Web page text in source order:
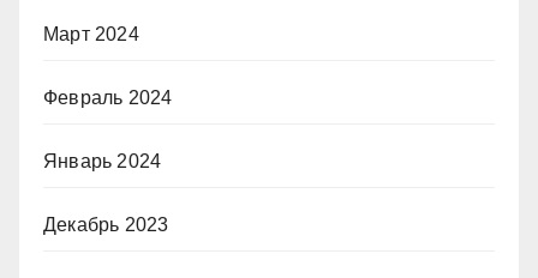
Март 2024
Февраль 2024
Январь 2024
Декабрь 2023